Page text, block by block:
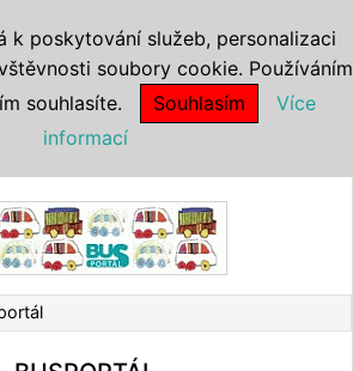
k poskytování služeb, personalizaci
soubory cookie. Používáním
souhlasíte.
Souhlasím
Více
informací